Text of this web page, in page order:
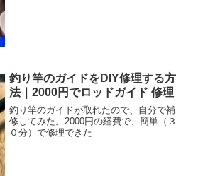
釣り竿のガイドをDIY修理する方
法｜2000円でロッドガイド 修理
釣り竿のガイドが取れたので、自分で補
修してみた。2000円の経費で、簡単（３
０分）で修理できた